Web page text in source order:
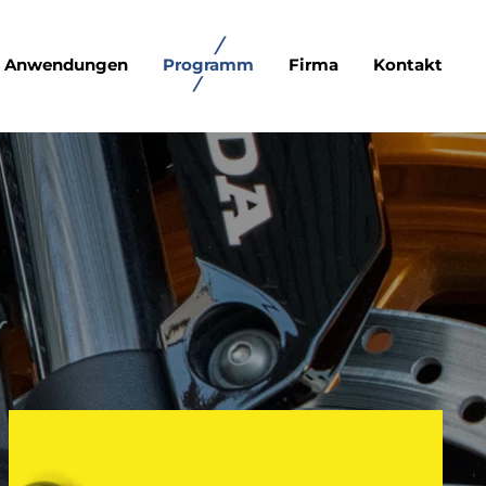
Anwendungen Programm Firma Kontakt